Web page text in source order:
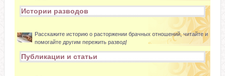
Истории разводов
Расскажите историю о расторжении брачных отношений, читайте и
помогайте другим пережить развод!
Публикации и статьи